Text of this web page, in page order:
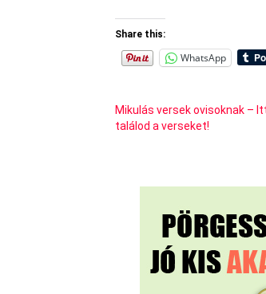
Share this:
WhatsApp
Mikulás versek ovisoknak –
találod a verseket!